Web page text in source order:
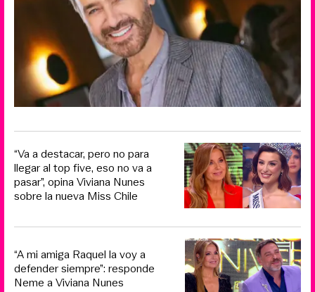
“Va a destacar, pero no para
llegar al top five, eso no va a
pasar”, opina Viviana Nunes
sobre la nueva Miss Chile
“A mi amiga Raquel la voy a
defender siempre”: responde
Neme a Viviana Nunes